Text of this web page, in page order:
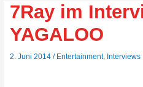
7Ray im
YAGALOO
2. Juni 2014/ Entertainment, Interviews